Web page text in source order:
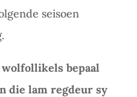
seisoen
bepaal
die lam regdeur sy